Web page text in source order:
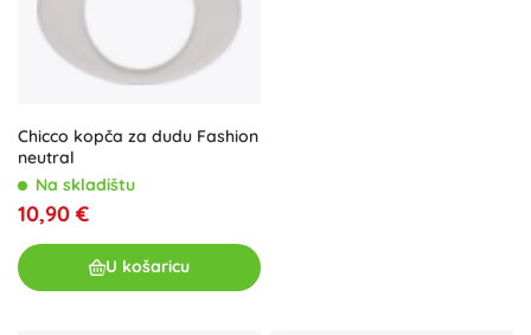
Chicco kopča za dudu Fashion
neutral
Na skladištu
10,90 €
U košaricu